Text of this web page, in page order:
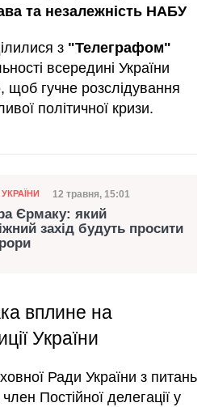
та незалежність НАБУ
з "Телеграфом"
всередині України
гучне розслідування
політичної кризи.
Дата публікації
12 травня, 15:01
Єрмаку: який
захід будуть просити
вплине на
України
Ради України з питань
Постійної делегації у